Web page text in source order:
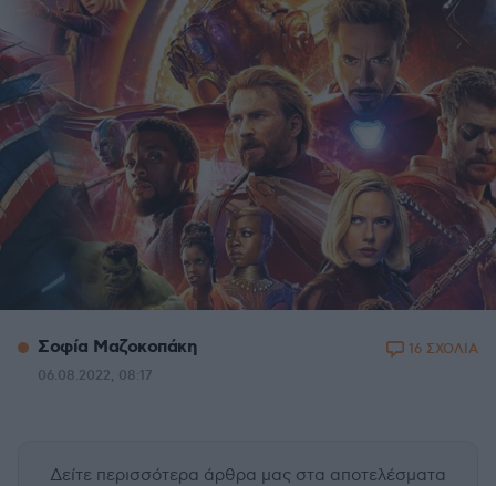
Σοφία Μαζοκοπάκη
06.08.2022, 08:17
16 ΣΧΟΛΙΑ
Δείτε περισσότερα άρθρα μας στα αποτελέσματα